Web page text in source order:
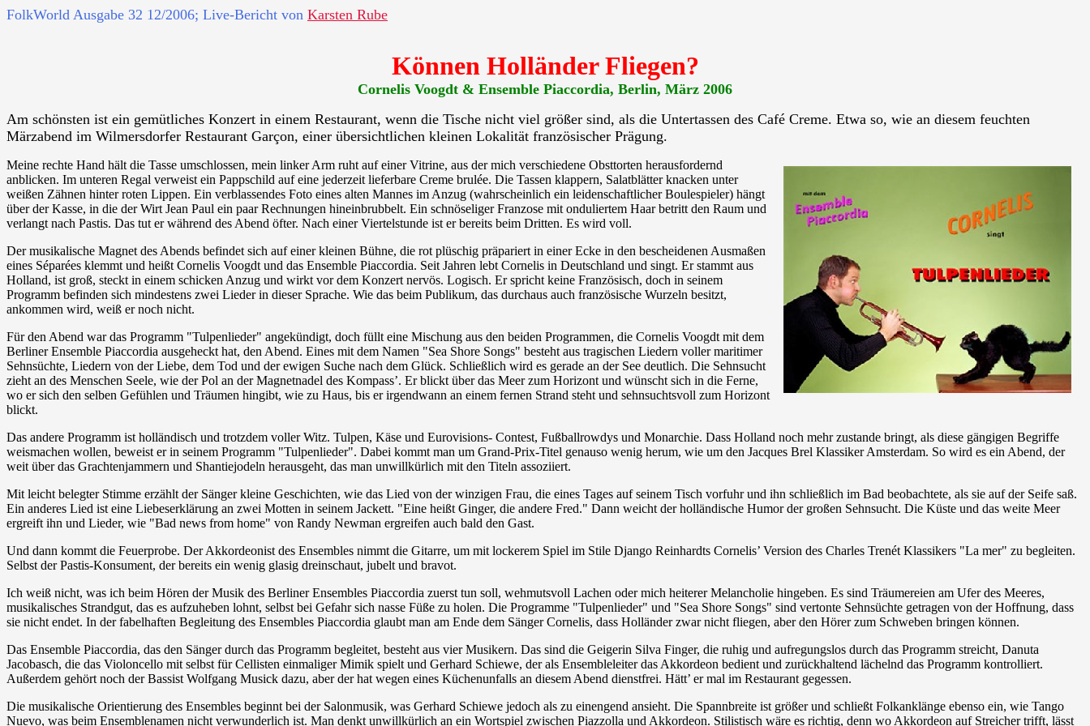
FolkWorld Ausgabe 32 12/2006; Live-Bericht von Karsten Rube
Können Holländer Fliegen?
Cornelis Voogdt & Ensemble Piaccordia, Berlin, März 2006
Am schönsten ist ein gemütliches Konzert in einem Restaurant, wenn die Tische nicht viel größer sind, als die Untertassen des Café Creme. Etwa so, wie an diesem feuchten
Märzabend im Wilmersdorfer Restaurant Garçon, einer übersichtlichen kleinen Lokalität französischer Prägung.
Meine rechte Hand hält die Tasse umschlossen, mein linker Arm ruht auf einerVitrine, aus der mich verschiedene Obsttorten herausfordernd
anblicken. Im unteren Regal verweist ein Pappschild auf eine jederzeit lieferbare Creme brulée. Die Tassen klappern, Salatblätter knacken unter
weißen Zähnen hinter roten Lippen. Ein verblassendes Foto eines alten Mannes im Anzug (wahrscheinlich ein leidenschaftlicher Boulespieler) hängt
über der Kasse, in die der Wirt Jean Paul ein paar Rechnungen hineinbrubbelt. Ein schnöseliger Franzose mit onduliertem Haar betritt den Raum und
verlangt nach Pastis. Das tut er während des Abend öfter. Nach einer Viertelstunde ist er bereits beim Dritten. Es wird voll.
Der musikalische Magnet des Abends befindet sich auf einer kleinen Bühne, die rot plüschig präpariert in einer Ecke in den bescheidenen Ausmaßen
eines Séparées klemmt und heißt Cornelis Voogdt und das Ensemble Piaccordia. Seit Jahren lebt Cornelis in Deutschland und singt. Er stammt aus
Holland, ist groß, steckt in einem schicken Anzug und wirkt vor dem Konzert nervös. Logisch. Er spricht keine Französisch, doch in seinem
Programm befinden sich mindestens zwei Lieder in dieser Sprache. Wie das beim Publikum, das durchaus auch französische Wurzeln besitzt,
ankommen wird, weiß er noch nicht.
Für den Abend war das Programm "Tulpenlieder" angekündigt, doch füllt eine Mischung aus den beiden Programmen, die Cornelis Voogdt mit dem
Berliner Ensemble Piaccordia ausgeheckt hat, den Abend. Eines mit dem Namen "Sea Shore Songs" besteht aus tragischen Liedern voller maritimer
Sehnsüchte, Liedern von der Liebe, dem Tod und der ewigen Suche nach dem Glück. Schließlich wird es gerade an der See deutlich. Die Sehnsucht
zieht an des Menschen Seele, wie der Pol an der Magnetnadel des Kompass’. Er blickt über das Meer zum Horizont und wünscht sich in die Ferne,
wo er sich den selben Gefühlen und Träumen hingibt, wie zu Haus, bis er irgendwann an einem fernen Strand steht und sehnsuchtsvoll zum Horizont
blickt.
Das andere Programm ist holländisch und trotzdem voller Witz. Tulpen, Käse und Eurovisions- Contest, Fußballrowdys und Monarchie. Dass Holland noch mehr zustande bringt, als diese gängigen Begriffe
weismachen wollen, beweist er in seinem Programm "Tulpenlieder". Dabei kommt man um Grand-Prix-Titel genauso wenig herum, wie um den Jacques Brel Klassiker Amsterdam. So wird es ein Abend, der
weit über das Grachtenjammern und Shantiejodeln herausgeht, das man unwillkürlich mit den Titeln assoziiert.
Mit leicht belegter Stimme erzählt der Sänger kleine Geschichten, wie das Lied von der winzigen Frau, die eines Tages auf seinem Tisch vorfuhr und ihn schließlich im Bad beobachtete, als sie auf der Seife saß.
Ein anderes Lied ist eine Liebeserklärung an zwei Motten in seinem Jackett. "Eine heißt Ginger, die andere Fred." Dann weicht der holländische Humor der großen Sehnsucht. Die Küste und das weite Meer
ergreift ihn und Lieder, wie "Bad news from home" von Randy Newman ergreifen auch bald den Gast.
Und dann kommt die Feuerprobe. Der Akkordeonist des Ensembles nimmt die Gitarre, um mit lockerem Spiel im Stile Django Reinhardts Cornelis’ Version des Charles Trenét Klassikers "La mer" zu begleiten.
Selbst der Pastis-Konsument, der bereits ein wenig glasig dreinschaut, jubelt und bravot.
Ich weiß nicht, was ich beim Hören der Musik des Berliner Ensembles Piaccordia zuerst tun soll, wehmutsvoll Lachen oder mich heiterer Melancholie hingeben. Es sind Träumereien am Ufer des Meeres,
musikalisches Strandgut, das es aufzuheben lohnt, selbst bei Gefahr sich nasse Füße zu holen. Die Programme "Tulpenlieder" und "Sea Shore Songs" sind vertonte Sehnsüchte getragen von der Hoffnung, dass
sie nicht endet. In der fabelhaften Begleitung des Ensembles Piaccordia glaubt man am Ende dem Sänger Cornelis, dass Holländer zwar nicht fliegen, aber den Hörer zum Schweben bringen können.
Das Ensemble Piaccordia, das den Sänger durch das Programm begleitet, besteht aus vier Musikern. Das sind die Geigerin Silva Finger, die ruhig und aufregungslos durch das Programm streicht, Danuta
Jacobasch, die das Violoncello mit selbst für Cellisten einmaliger Mimik spielt und Gerhard Schiewe, der als Ensembleleiter das Akkordeon bedient und zurückhaltend lächelnd das Programm kontrolliert.
Außerdem gehört noch der Bassist Wolfgang Musick dazu, aber der hat wegen eines Küchenunfalls an diesem Abend dienstfrei. Hätt’ er mal im Restaurant gegessen.
Die musikalische Orientierung des Ensembles beginnt bei der Salonmusik, was Gerhard Schiewe jedoch als zu einengend ansieht. Die Spannbreite ist größer und schließt Folkanklänge ebenso ein, wie Tango
Nuevo, was beim Ensemblenamen nicht verwunderlich ist. Man denkt unwillkürlich an ein Wortspiel zwischen Piazzolla und Akkordeon. Stilistisch wäre es richtig, denn wo Akkordeon auf Streicher trifft, lässt